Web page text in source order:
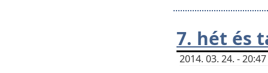
7. hét és
2014. 03. 24. -